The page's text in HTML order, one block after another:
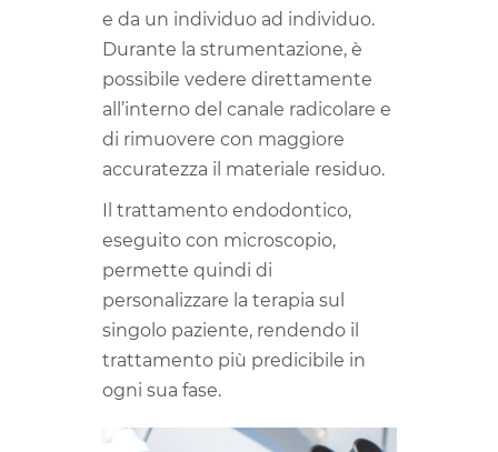
e da un individuo ad individuo.
Durante la strumentazione, è
possibile vedere direttamente
all’interno del canale radicolare e
di rimuovere con maggiore
accuratezza il materiale residuo.
Il trattamento endodontico,
eseguito con microscopio,
permette quindi di
personalizzare la terapia sul
singolo paziente, rendendo il
trattamento più predicibile in
ogni sua fase.